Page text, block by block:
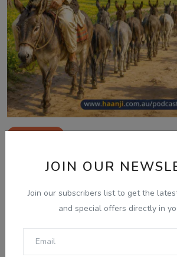
JOIN OUR
Join our subscribers list to get the
and special offers directly in
ਮੁੱਲਾ ਦੇ ਨੌਂ ਗਧੇ - Punjabi
Ranjodh ...
Comments